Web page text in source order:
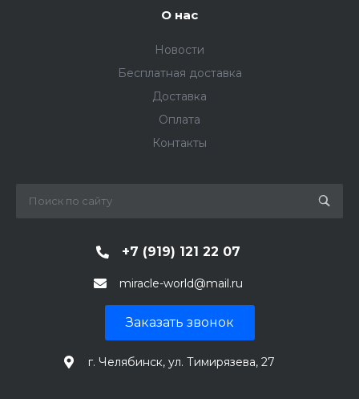
О нас
Новости
Бесплатная доставка
Доставка
Оплата
Контакты
+7 (919) 121 22 07
miracle-world@mail.ru
Заказать звонок
г. Челябинск, ул. Тимирязева, 27